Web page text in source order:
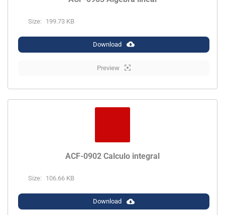
Size: 199.73 KB
Download
Preview
ACF-0902 Calculo integral
Size: 106.66 KB
Download